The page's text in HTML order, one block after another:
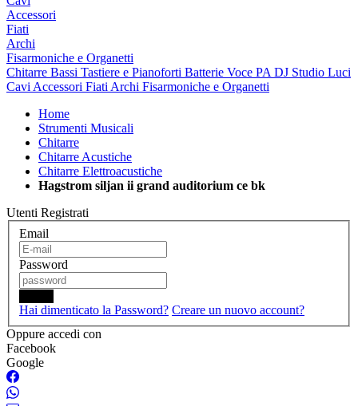
Accessori
Fiati
Archi
Fisarmoniche e Organetti
Chitarre Bassi Tastiere e Pianoforti Batterie Voce PA DJ Studio Luci
Cavi Accessori Fiati Archi Fisarmoniche e Organetti
Home
Strumenti Musicali
Chitarre
Chitarre Acustiche
Chitarre Elettroacustiche
Hagstrom siljan ii grand auditorium ce bk
Utenti Registrati
Email
Password
Hai dimenticato la Password? Creare un nuovo account?
Oppure accedi con
Facebook
Google